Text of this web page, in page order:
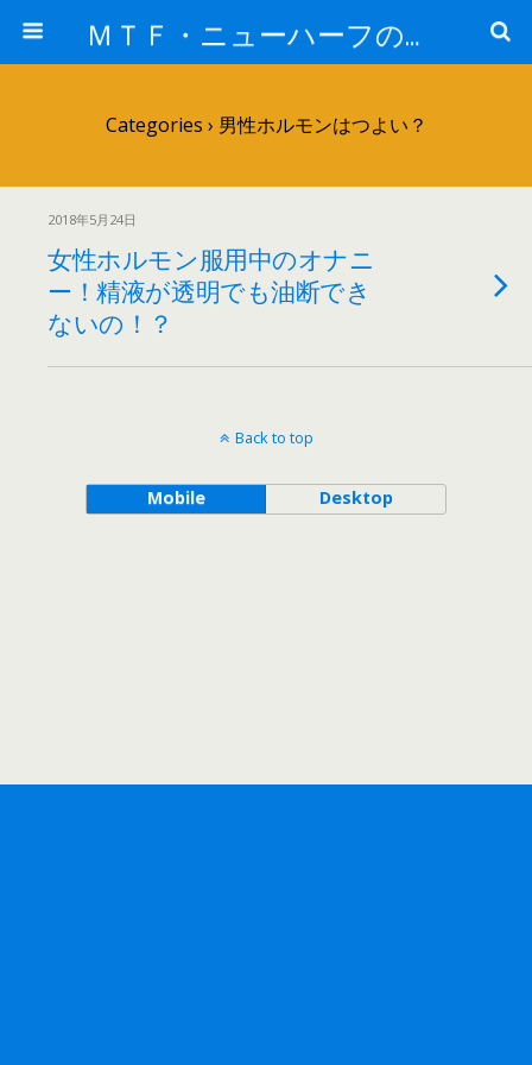
ＭＴＦ・ニューハーフの女子力アップと変身後の処世術！！
Categories › 男性ホルモンはつよい？
2018年5月24日
女性ホルモン服用中のオナニ
ー！精液が透明でも油断でき
ないの！？
Back to top
Mobile Desktop